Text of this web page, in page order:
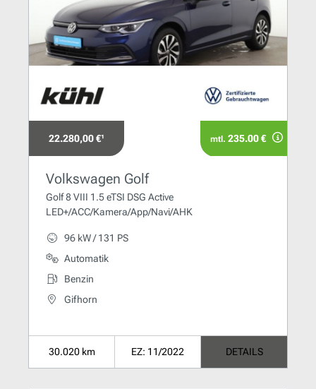
22.280,00 €¹ mtl. 235.00 €
Volkswagen Golf
Golf 8 VIII 1.5 eTSI DSG Active
LED+/ACC/Kamera/App/Navi/AHK
96 kW / 131 PS
Automatik
Benzin
Gifhorn
30.020 km EZ: 11/2022 DETAILS